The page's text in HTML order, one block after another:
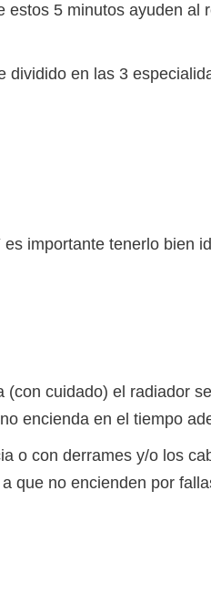
5 minutos ayuden al
en las 3
importante tenerlo bien
cuidado) el radiador
encienda en el tiempo
o con derrames y/o los
que no encienden por